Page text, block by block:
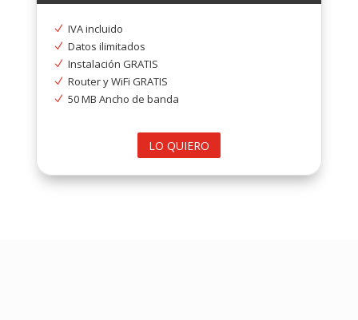
N IVA incluido
N Datos ilimitados
N Instalación GRATIS
N Router y WiFi GRATIS
N 50 MB Ancho de banda
LO QUIERO